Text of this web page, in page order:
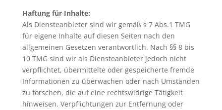
Haftung für Inhalte:
Als Diensteanbieter sind wir gemäß § 7 Abs.1 TMG
für eigene Inhalte auf diesen Seiten nach den
allgemeinen Gesetzen verantwortlich. Nach §§ 8 bis
10 TMG sind wir als Diensteanbieter jedoch nicht
verpflichtet, übermittelte oder gespeicherte fremde
Informationen zu überwachen oder nach Umständen
zu forschen, die auf eine rechtswidrige Tätigkeit
hinweisen. Verpflichtungen zur Entfernung oder